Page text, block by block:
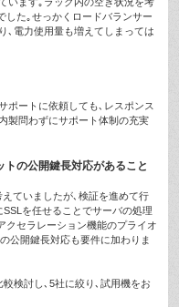
した｡せっかくロードバランサー
､電力使用量も増えてしまっては
ポートに依頼しても､レスポンス
製問わずにサポート体制の充実
の公開鍵長対応があること
ていましたが､検証を進めて行
を任せることでサーバの処理
クセラレーション機能のプライオ
公開鍵長対応も要件に加わりま
検討し､5社に絞り､試用機をお